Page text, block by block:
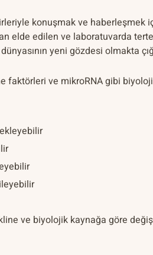
konuşmak ve haberleşmek
elde edilen ve laboratuvarda
yeni gözdesi olmakta
faktörleri ve mikroRNA gibi
ve biyolojik kaynağa göre